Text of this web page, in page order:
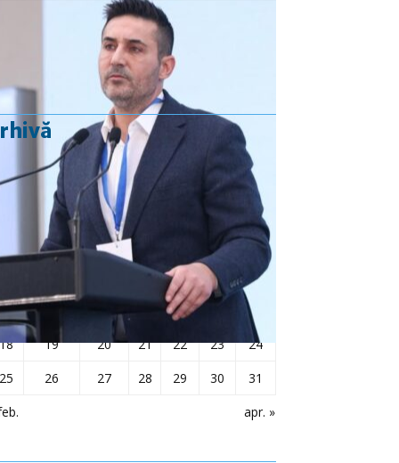
martie 2019
Ma Mi D
apr. »
2
3
7 8 9
10
15
17
19 20 21 22 23
24
25
26 27 28 29 30 31